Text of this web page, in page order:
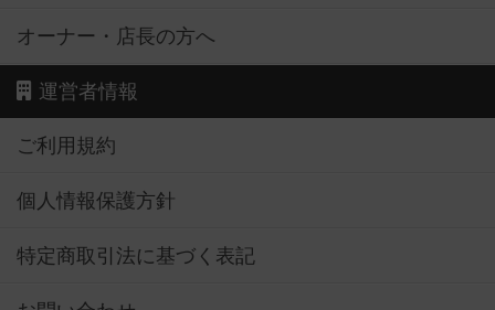
オーナー・店長の方へ
運営者情報
ご利用規約
個人情報保護方針
特定商取引法に基づく表記